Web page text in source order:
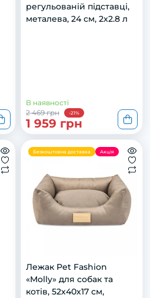
регульованій підставці,
металева, 24 см, 2х2.8 л
В наявності
2 469 грн
-21%
1 959 грн
Безкоштовна доставка Акція
Лежак Pet Fashion
«Molly» для собак та
котів, 52х40х17 см,